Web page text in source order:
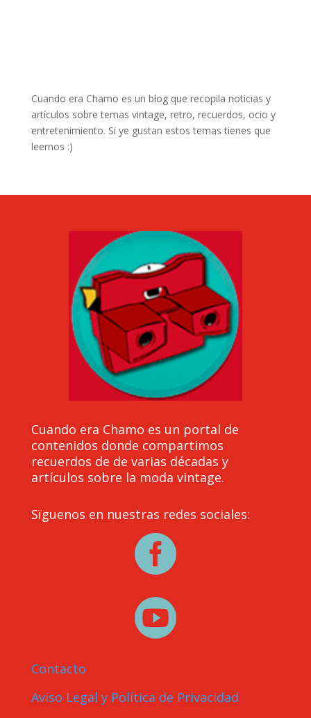
Cuando era Chamo es un blog que recopila noticias y
artículos sobre temas vintage, retro, recuerdos, ocio y
entretenimiento. Si ye gustan estos temas tienes que
leernos :)
Cuando era Chamo es un portal de
contenidos donde compartimos
recuerdos de de varias décadas y
artículos sobre la moda vintage.
Sïguenos en nuestras redes sociales:


Contacto
Aviso Legal y Política de Privacidad